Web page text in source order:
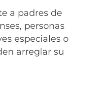
a padres de
personas
especiales o
arreglar su